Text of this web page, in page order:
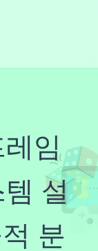
임
설
분